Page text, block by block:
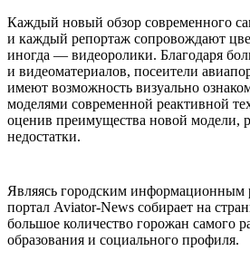
Каждый новый обзор современного
и каждый репортаж сопровождают
иногда — видеоролики. Благодаря
и видеоматериалов, посеители
имеют возможность визуально
моделями современной реактивной
оценив преимущества новой модели,
недостатки.
Являясь городским информационным
портал Aviator-News собирает на
большое количество горожан самого
образования и социального профиля.